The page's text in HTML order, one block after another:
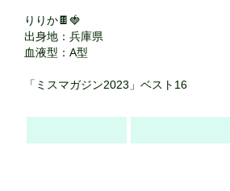
りりか🍫🍓
出身地：兵庫県
血液型：A型
「ミスマガジン2023」ベスト16